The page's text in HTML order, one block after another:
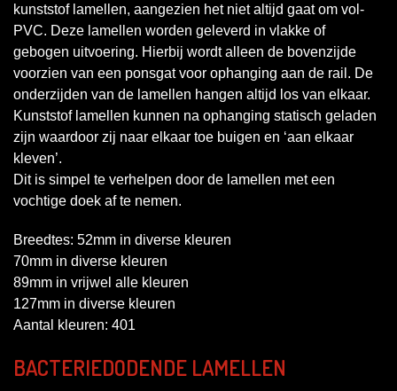
kunststof lamellen, aangezien het niet altijd gaat om vol-
PVC. Deze lamellen worden geleverd in vlakke of
gebogen uitvoering. Hierbij wordt alleen de bovenzijde
voorzien van een ponsgat voor ophanging aan de rail. De
onderzijden van de lamellen hangen altijd los van elkaar.
Kunststof lamellen kunnen na ophanging statisch geladen
zijn waardoor zij naar elkaar toe buigen en ‘aan elkaar
kleven’.
Dit is simpel te verhelpen door de lamellen met een
vochtige doek af te nemen.
Breedtes: 52mm in diverse kleuren
70mm in diverse kleuren
89mm in vrijwel alle kleuren
127mm in diverse kleuren
Aantal kleuren: 401
BACTERIEDODENDE LAMELLEN